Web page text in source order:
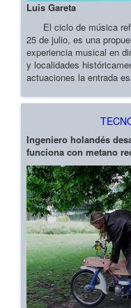
Luis Gareta
El ciclo de música
25 de julio, es una
experiencia musical en
y localidades
actuaciones la entrada
Ingeniero holandés
funciona con metano